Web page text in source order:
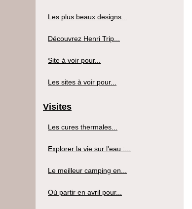
Les plus beaux designs...
Découvrez Henri Trip...
Site à voir pour...
Les sites à voir pour...
Visites
Les cures thermales...
Explorer la vie sur l'eau :...
Le meilleur camping en...
Où partir en avril pour...